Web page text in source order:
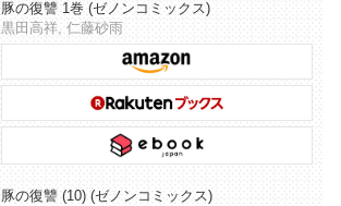
豚の復讐 1巻 (ゼノンコミックス)
黒田高祥, 仁藤砂雨
豚の復讐 (10) (ゼノンコミックス)